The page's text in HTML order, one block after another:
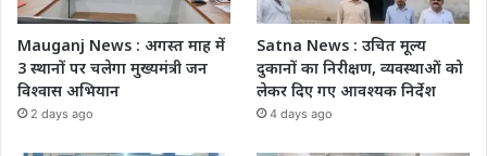
Mauganj News : अगस्त माह में
3 स्थानों पर चलेगा मुख्यमंत्री जन
विश्वास अभियान
2 days ago
Satna News : उचित मूल्य
दुकानों का निरीक्षण, व्यवस्थाओं को
लेकर दिए गए आवश्यक निर्देश
4 days ago